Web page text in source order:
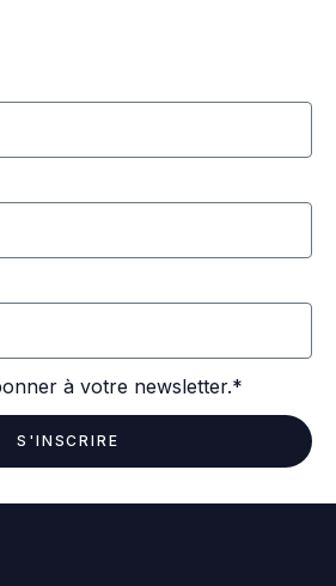
à votre newsletter.*
S'INSCRIRE